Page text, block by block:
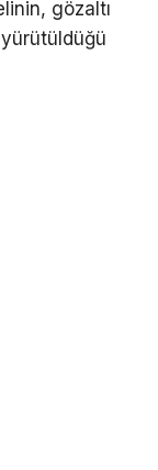
gözaltı